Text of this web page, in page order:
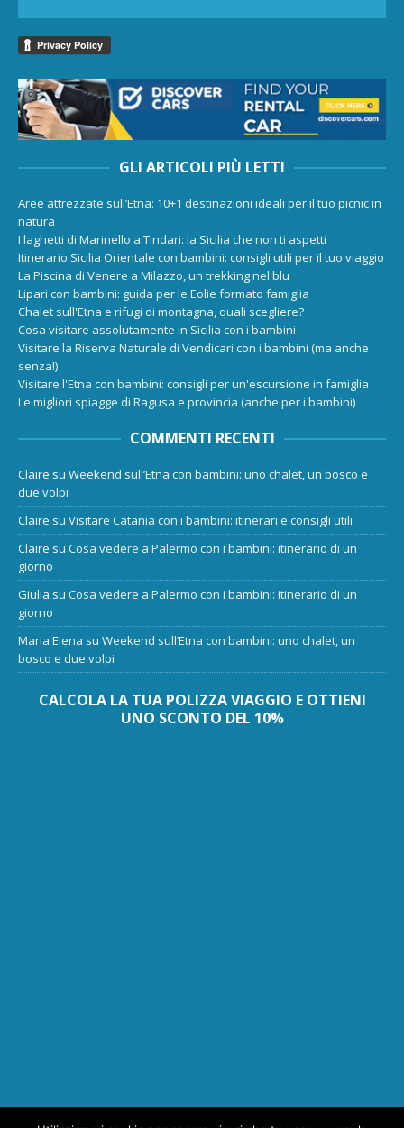
GLI ARTICOLI PIÙ LETTI
Aree attrezzate sull’Etna: 10+1 destinazioni ideali per il tuo picnic in
natura
I laghetti di Marinello a Tindari: la Sicilia che non ti aspetti
Itinerario Sicilia Orientale con bambini: consigli utili per il tuo viaggio
La Piscina di Venere a Milazzo, un trekking nel blu
Lipari con bambini: guida per le Eolie formato famiglia
Chalet sull'Etna e rifugi di montagna, quali scegliere?
Cosa visitare assolutamente in Sicilia con i bambini
Visitare la Riserva Naturale di Vendicari con i bambini (ma anche
senza!)
Visitare l'Etna con bambini: consigli per un'escursione in famiglia
Le migliori spiagge di Ragusa e provincia (anche per i bambini)
COMMENTI RECENTI
Claire su Weekend sull’Etna con bambini: uno chalet, un bosco e
due volpi
Claire su Visitare Catania con i bambini: itinerari e consigli utili
Claire su Cosa vedere a Palermo con i bambini: itinerario di un
giorno
Giulia su Cosa vedere a Palermo con i bambini: itinerario di un
giorno
Maria Elena su Weekend sull’Etna con bambini: uno chalet, un
bosco e due volpi
CALCOLA LA TUA POLIZZA VIAGGIO E OTTIENI
UNO SCONTO DEL 10%